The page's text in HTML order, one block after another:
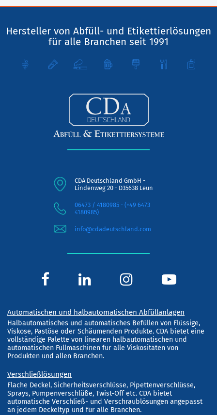
Hersteller von Abfüll- und Etikettierlösungen
für alle Branchen seit 1991
CDA Deutschland GmbH -
Lindenweg 20 - D35638 Leun
06473 / 4180985 - (+49 6473
4180985)
info@cdadeutschland.com
Automatischen und halbautomatischen Abfüllanlagen
Halbautomatisches und automatisches Befüllen von Flüssige,
Viskose, Pastöse oder Schäumenden Produkte. CDA bietet eine
vollständige Palette von linearen halbautomatischen und
automatischen Füllmaschinen für alle Viskositäten von
Produkten und allen Branchen.
Verschließlösungen
Flache Deckel, Sicherheitsverschlüsse, Pipettenverschlüsse,
Sprays, Pumpenverschlüße, Twist-Off etc. CDA bietet
automatische Verschließ- und Verschraublösungen angepasst
an jedem Deckeltyp und für alle Branchen.